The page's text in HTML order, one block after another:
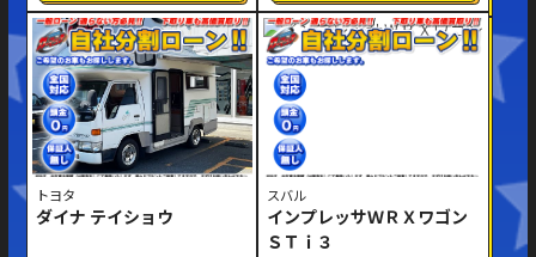
トヨタ
ダイナ テイショウ
スバル
インプレッサＷＲＸワゴン
ＳＴｉ３